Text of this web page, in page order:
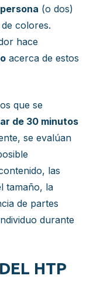
(o dos)
colores.
hace
acerca de estos
que se
de 30 minutos
se evalúan
las
tamaño, la
de partes
durante
HTP